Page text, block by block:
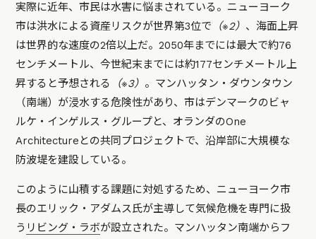
実際に近年、市民は水害に悩まされている。ニューヨーク
市は洪水による資産リスクが世界第3位で （※2） 、海面上昇
は世界的な速度の2倍以上だ。2050年までには最大で約76
センチメートル、今世紀末までには約177センチメートル上
昇すると予想される
（※3） 。マンハッタン・ダウンタウン
（南端）が浸水する危険性があり、市はデンマークのビャ
ルケ・インゲルス・グループと、オランダのOne
Architectureとの共同プロジェクトで、沿岸部に大規模な
防波堤を建設している。
このように山積する課題に対処するため、ニューヨーク市
長のエリック・アダムス氏が主導して気候危機を専門に扱
う リビング・ラボが設立された。マンハッタン南端からフ